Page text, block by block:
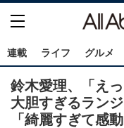
連載 ライフ グルメ
鈴木愛理、「え
大胆すぎるラン
「綺麗すぎて感